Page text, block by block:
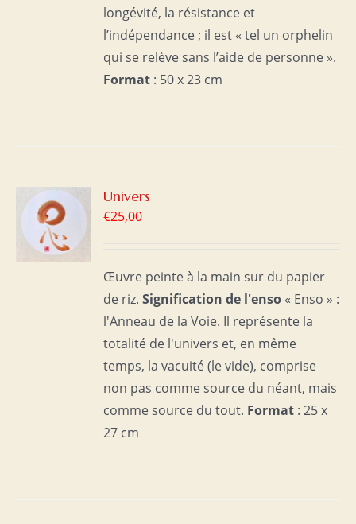
longévité, la résistance et
l’indépendance ; il est « tel un orphelin
qui se relève sans l’aide de personne ».
Format : 50 x 23 cm
Univers
€25,00
Œuvre peinte à la main sur du papier
de riz.Signification de l'enso « Enso » :
l'Anneau de la Voie. Il représente la
totalité de l'univers et, en même
temps, la vacuité (le vide), comprise
non pas comme source du néant, mais
comme source du tout. Format : 25 x
27 cm